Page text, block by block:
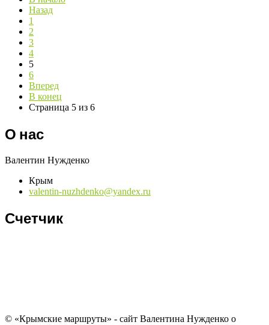
Назад
1
2
3
4
5
6
Вперед
В конец
Страница 5 из 6
О нас
Валентин Нужденко
Крым
valentin-nuzhdenko@yandex.ru
Счетчик
© «Крымские маршруты» - сайт Валентина Нужденко о